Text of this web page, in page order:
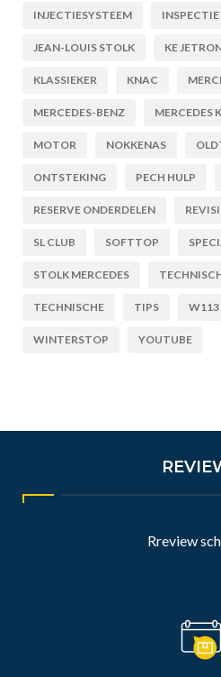
INJECTIESYSTEEM INSPECTIE
JEAN-LOUIS STOLK KE
KLASSIEKER KNAC
MERCEDES-BENZ MERCEDES
MOTOR NOKKENAS
ONTSTEKING PECH HULP
RESERVE ONDERDELEN
SL CLUB SOFTTOP
STOLK MERCEDES
TECHNISCHE TIPS W113
WINTERSTOP YOUTUBE
Rreview